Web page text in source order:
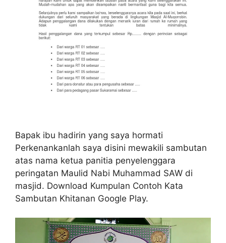
Bapak ibu hadirin yang saya hormati
Perkenankanlah saya disini mewakili sambutan
atas nama ketua panitia penyelenggara
peringatan Maulid Nabi Muhammad SAW di
masjid. Download Kumpulan Contoh Kata
Sambutan Khitanan Google Play.